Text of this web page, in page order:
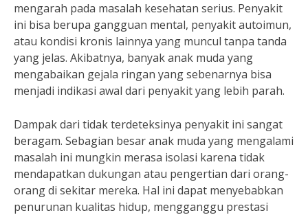
mengarah pada masalah kesehatan serius. Penyakit
ini bisa berupa gangguan mental, penyakit autoimun,
atau kondisi kronis lainnya yang muncul tanpa tanda
yang jelas. Akibatnya, banyak anak muda yang
mengabaikan gejala ringan yang sebenarnya bisa
menjadi indikasi awal dari penyakit yang lebih parah.
Dampak dari tidak terdeteksinya penyakit ini sangat
beragam. Sebagian besar anak muda yang mengalami
masalah ini mungkin merasa isolasi karena tidak
mendapatkan dukungan atau pengertian dari orang-
orang di sekitar mereka. Hal ini dapat menyebabkan
penurunan kualitas hidup, mengganggu prestasi